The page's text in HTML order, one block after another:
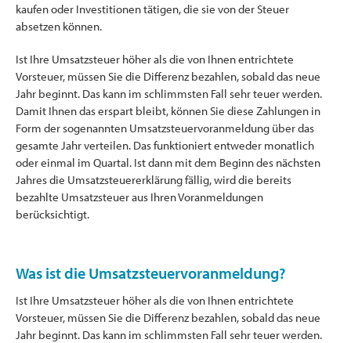
kaufen oder Investitionen tätigen, die sie von der Steuer
absetzen können.
Ist Ihre Umsatzsteuer höher als die von Ihnen entrichtete
Vorsteuer, müssen Sie die Differenz bezahlen, sobald das neue
Jahr beginnt. Das kann im schlimmsten Fall sehr teuer werden.
Damit Ihnen das erspart bleibt, können Sie diese Zahlungen in
Form der sogenannten Umsatzsteuervoranmeldung über das
gesamte Jahr verteilen. Das funktioniert entweder monatlich
oder einmal im Quartal. Ist dann mit dem Beginn des nächsten
Jahres die Umsatzsteuererklärung fällig, wird die bereits
bezahlte Umsatzsteuer aus Ihren Voranmeldungen
berücksichtigt.
Was ist die Umsatzsteuervoranmeldung?
Ist Ihre Umsatzsteuer höher als die von Ihnen entrichtete
Vorsteuer, müssen Sie die Differenz bezahlen, sobald das neue
Jahr beginnt. Das kann im schlimmsten Fall sehr teuer werden.